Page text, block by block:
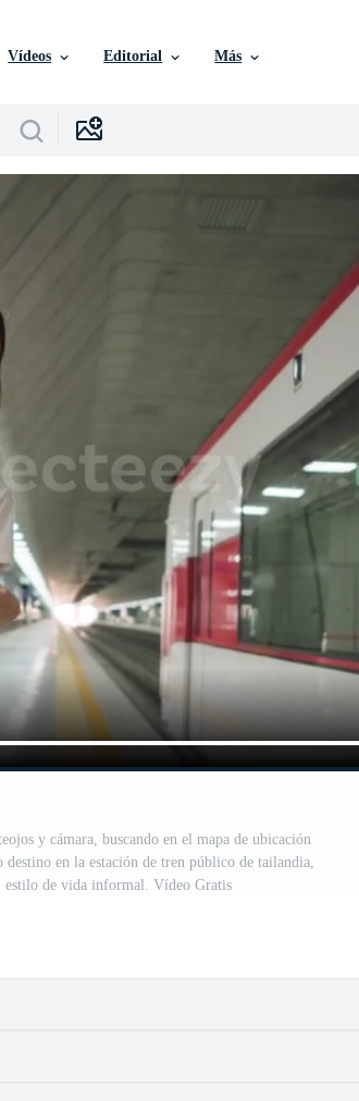
Vídeos Editorial Más
y cámara, buscando en el mapa de ubicación
en la estación de tren público de tailandia,
de vida informal. Vídeo Gratis